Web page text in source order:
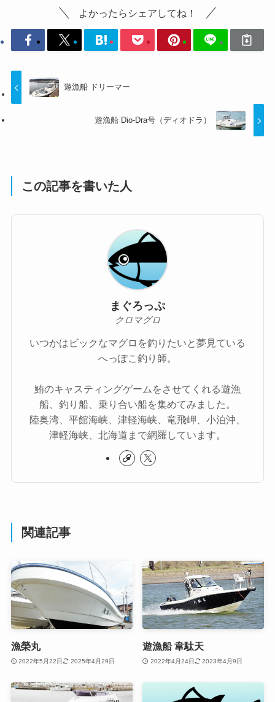
よかったらシェアしてね！
遊漁船 ドリーマー
遊漁船 Dio-Dra号（ディオドラ）
この記事を書いた人
まぐろっぷ
クロマグロ
いつかはビックなマグロを釣りたいと夢見ている
へっぽこ釣り師。
鮪のキャスティングゲームをさせてくれる遊漁
船、釣り船、乗り合い船を集めてみました。
陸奥湾、平館海峡、津軽海峡、竜飛岬、小泊沖、
津軽海峡、北海道まで網羅しています。
関連記事
漁榮丸
2022年5月22日 2025年4月29日
遊漁船 韋駄天
2022年4月24日 2023年4月9日